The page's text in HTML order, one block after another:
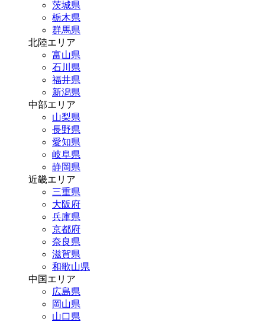
茨城県
栃木県
群馬県
北陸エリア
富山県
石川県
福井県
新潟県
中部エリア
山梨県
長野県
愛知県
岐阜県
静岡県
近畿エリア
三重県
大阪府
兵庫県
京都府
奈良県
滋賀県
和歌山県
中国エリア
広島県
岡山県
山口県